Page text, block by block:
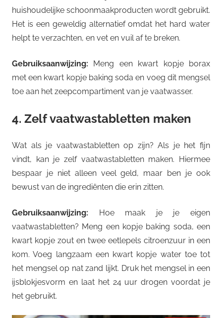
huishoudelijke schoonmaakproducten wordt gebruikt.
Het is een geweldig alternatief omdat het hard water
helpt te verzachten, en vet en vuil af te breken.
Gebruiksaanwijzing: Meng een kwart kopje borax
met een kwart kopje baking soda en voeg dit mengsel
toe aan het zeepcompartiment van je vaatwasser.
4. Zelf vaatwastabletten maken
Wat als je vaatwastabletten op zijn? Als je het fijn
vindt, kan je zelf vaatwastabletten maken. Hiermee
bespaar je niet alleen veel geld, maar ben je ook
bewust van de ingrediënten die erin zitten.
Gebruiksaanwijzing: Hoe maak je je eigen
vaatwastabletten? Meng een kopje baking soda, een
kwart kopje zout en twee eetlepels citroenzuur in een
kom. Voeg langzaam een kwart kopje water toe tot
het mengsel op nat zand lijkt. Druk het mengsel in een
ijsblokjesvorm en laat het 24 uur drogen voordat je
het gebruikt.